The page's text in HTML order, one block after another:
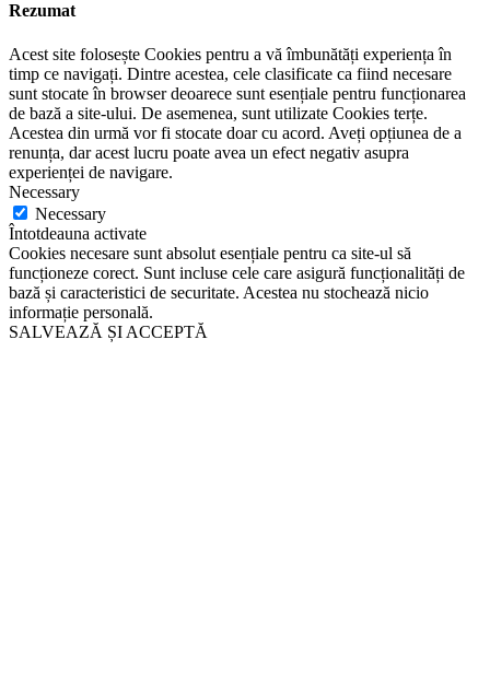
Rezumat
Acest site folosește Cookies pentru a vă îmbunătăți experiența în
timp ce navigați. Dintre acestea, cele clasificate ca fiind necesare
sunt stocate în browser deoarece sunt esențiale pentru funcționarea
de bază a site-ului. De asemenea, sunt utilizate Cookies terțe.
Acestea din urmă vor fi stocate doar cu acord. Aveți opțiunea de a
renunța, dar acest lucru poate avea un efect negativ asupra
experienței de navigare.
Necessary
Necessary
Întotdeauna activate
Cookies necesare sunt absolut esențiale pentru ca site-ul să
funcționeze corect. Sunt incluse cele care asigură funcționalități de
bază și caracteristici de securitate. Acestea nu stochează nicio
informație personală.
SALVEAZĂ ȘI ACCEPTĂ